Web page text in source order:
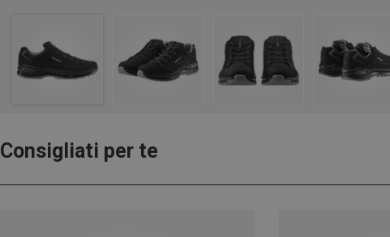
Consigliati per te